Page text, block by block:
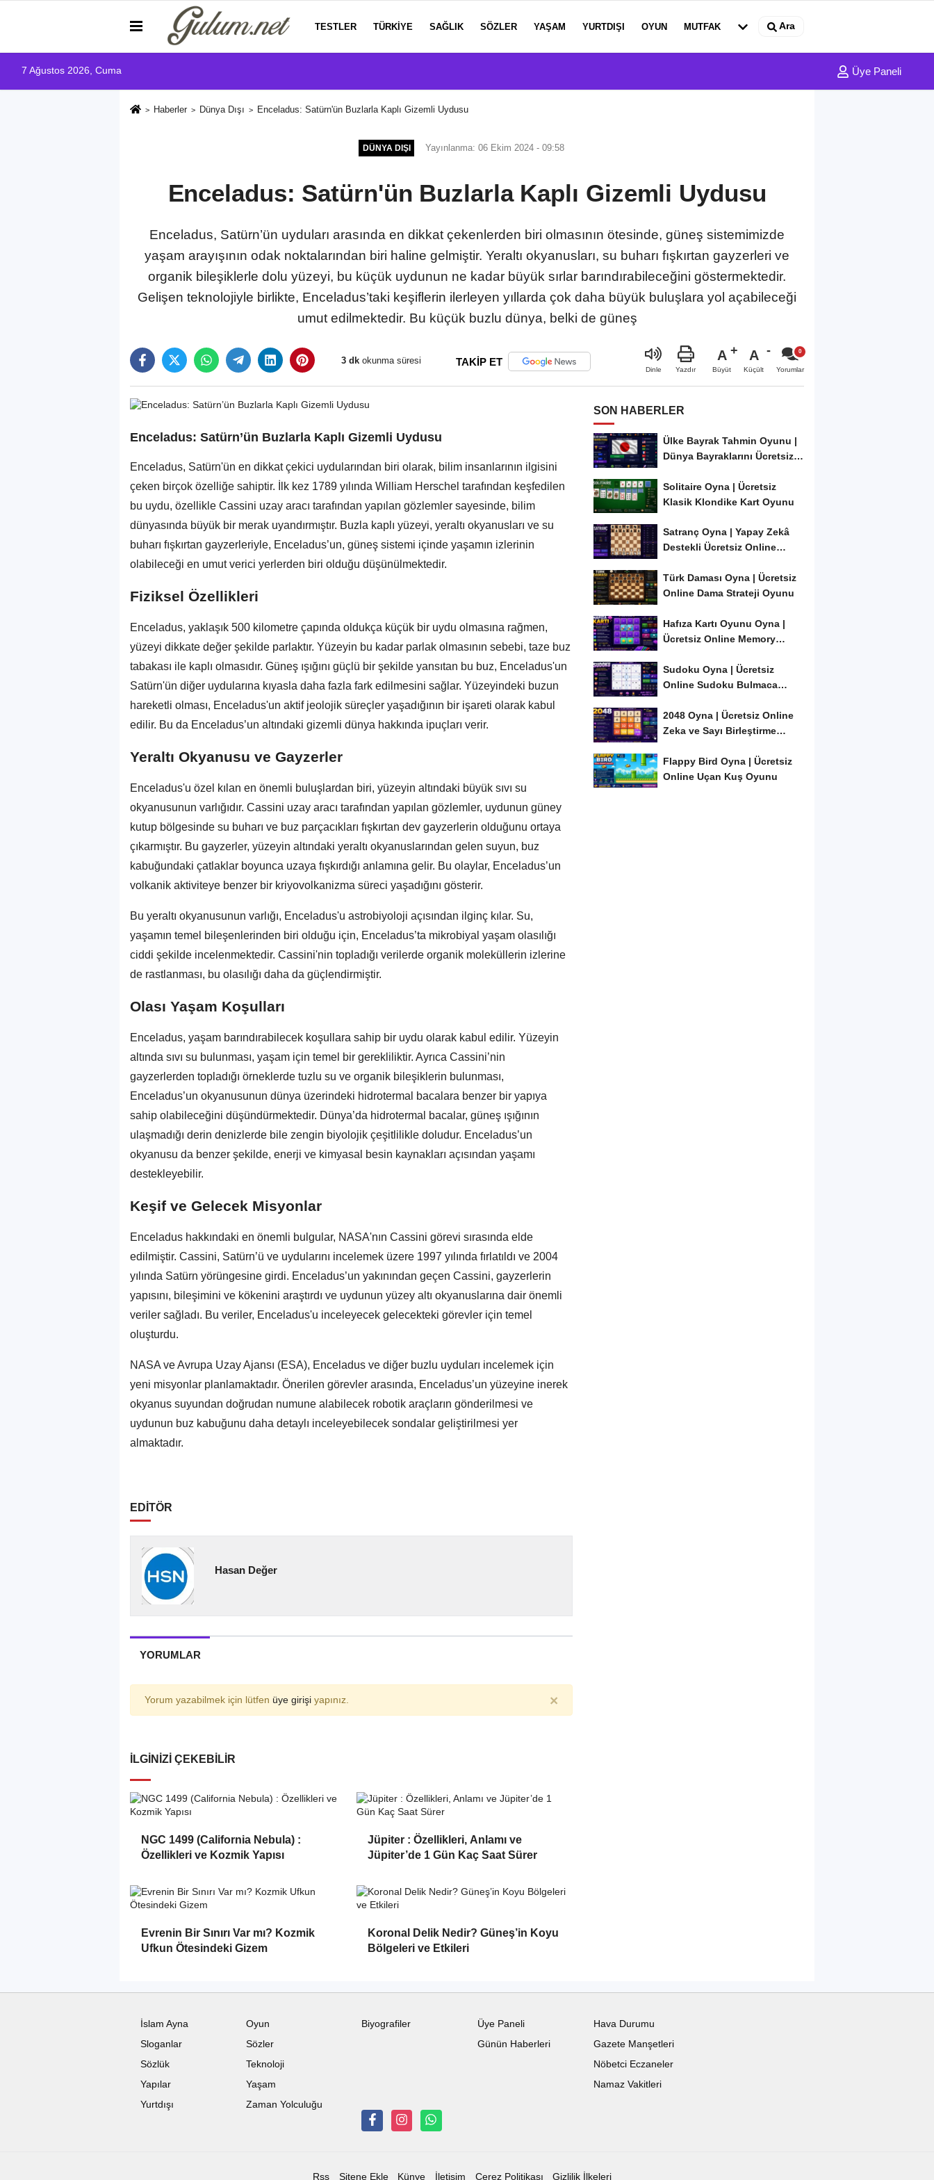
TESTLER TÜRKIYE SAĞLIK SÖZLER YAŞAM YURTDIŞI OYUN MUTFAK Ara
7 Ağustos 2026, Cuma Üye Paneli
Haberler Dünya Dışı Enceladus: Satürn'ün Buzlarla Kaplı Gizemli Uydusu
DÜNYA DIŞI Yayınlanma: 06 Ekim 2024 - 09:58
Enceladus: Satürn'ün Buzlarla Kaplı Gizemli Uydusu
Enceladus, Satürn’ün uyduları arasında en dikkat çekenlerden biri olmasının ötesinde, güneş sistemimizde
yaşam arayışının odak noktalarından biri haline gelmiştir. Yeraltı okyanusları, su buharı fışkırtan gayzerleri ve
organik bileşiklerle dolu yüzeyi, bu küçük uydunun ne kadar büyük sırlar barındırabileceğini göstermektedir.
Gelişen teknolojiyle birlikte, Enceladus’taki keşiflerin ilerleyen yıllarda çok daha büyük buluşlara yol açabileceği
umut edilmektedir. Bu küçük buzlu dünya, belki de güneş
3 dk okunma süresi TAKİP ET
Dinle Yazdır
A
Büyüt
A
Küçült Yorumlar
Enceladus: Satürn’ün Buzlarla Kaplı Gizemli Uydusu
Enceladus, Satürn'ün en dikkat çekici uydularından biri olarak, bilim insanlarının ilgisini
çeken birçok özelliğe sahiptir. İlk kez 1789 yılında William Herschel tarafından keşfedilen
bu uydu, özellikle Cassini uzay aracı tarafından yapılan gözlemler sayesinde, bilim
dünyasında büyük bir merak uyandırmıştır. Buzla kaplı yüzeyi, yeraltı okyanusları ve su
buharı fışkırtan gayzerleriyle, Enceladus’un, güneş sistemi içinde yaşamın izlerinin
olabileceği en umut verici yerlerden biri olduğu düşünülmektedir.
Fiziksel Özellikleri
Enceladus, yaklaşık 500 kilometre çapında oldukça küçük bir uydu olmasına rağmen,
yüzeyi dikkate değer şekilde parlaktır. Yüzeyin bu kadar parlak olmasının sebebi, taze buz
tabakası ile kaplı olmasıdır. Güneş ışığını güçlü bir şekilde yansıtan bu buz, Enceladus'un
Satürn'ün diğer uydularına kıyasla daha fazla fark edilmesini sağlar. Yüzeyindeki buzun
hareketli olması, Enceladus'un aktif jeolojik süreçler yaşadığının bir işareti olarak kabul
edilir. Bu da Enceladus’un altındaki gizemli dünya hakkında ipuçları verir.
Yeraltı Okyanusu ve Gayzerler
Enceladus'u özel kılan en önemli buluşlardan biri, yüzeyin altındaki büyük sıvı su
okyanusunun varlığıdır. Cassini uzay aracı tarafından yapılan gözlemler, uydunun güney
kutup bölgesinde su buharı ve buz parçacıkları fışkırtan dev gayzerlerin olduğunu ortaya
çıkarmıştır. Bu gayzerler, yüzeyin altındaki yeraltı okyanuslarından gelen suyun, buz
kabuğundaki çatlaklar boyunca uzaya fışkırdığı anlamına gelir. Bu olaylar, Enceladus’un
volkanik aktiviteye benzer bir kriyovolkanizma süreci yaşadığını gösterir.
Bu yeraltı okyanusunun varlığı, Enceladus'u astrobiyoloji açısından ilginç kılar. Su,
yaşamın temel bileşenlerinden biri olduğu için, Enceladus’ta mikrobiyal yaşam olasılığı
ciddi şekilde incelenmektedir. Cassini'nin topladığı verilerde organik moleküllerin izlerine
de rastlanması, bu olasılığı daha da güçlendirmiştir.
Olası Yaşam Koşulları
Enceladus, yaşam barındırabilecek koşullara sahip bir uydu olarak kabul edilir. Yüzeyin
altında sıvı su bulunması, yaşam için temel bir gerekliliktir. Ayrıca Cassini’nin
gayzerlerden topladığı örneklerde tuzlu su ve organik bileşiklerin bulunması,
Enceladus’un okyanusunun dünya üzerindeki hidrotermal bacalara benzer bir yapıya
sahip olabileceğini düşündürmektedir. Dünya’da hidrotermal bacalar, güneş ışığının
ulaşmadığı derin denizlerde bile zengin biyolojik çeşitlilikle doludur. Enceladus’un
okyanusu da benzer şekilde, enerji ve kimyasal besin kaynakları açısından yaşamı
destekleyebilir.
Keşif ve Gelecek Misyonlar
Enceladus hakkındaki en önemli bulgular, NASA'nın Cassini görevi sırasında elde
edilmiştir. Cassini, Satürn’ü ve uydularını incelemek üzere 1997 yılında fırlatıldı ve 2004
yılında Satürn yörüngesine girdi. Enceladus’un yakınından geçen Cassini, gayzerlerin
yapısını, bileşimini ve kökenini araştırdı ve uydunun yüzey altı okyanuslarına dair önemli
veriler sağladı. Bu veriler, Enceladus'u inceleyecek gelecekteki görevler için temel
oluşturdu.
NASA ve Avrupa Uzay Ajansı (ESA), Enceladus ve diğer buzlu uyduları incelemek için
yeni misyonlar planlamaktadır. Önerilen görevler arasında, Enceladus’un yüzeyine inerek
okyanus suyundan doğrudan numune alabilecek robotik araçların gönderilmesi ve
uydunun buz kabuğunu daha detaylı inceleyebilecek sondalar geliştirilmesi yer
almaktadır.
EDİTÖR
Hasan Değer
YORUMLAR
Yorum yazabilmek için lütfen üye girişi yapınız. ×
İLGINIZI ÇEKEBILIR
NGC 1499 (California Nebula) :
Özellikleri ve Kozmik Yapısı
Jüpiter : Özellikleri, Anlamı ve
Jüpiter’de 1 Gün Kaç Saat Sürer
Evrenin Bir Sınırı Var mı? Kozmik
Ufkun Ötesindeki Gizem
Koronal Delik Nedir? Güneş’in Koyu
Bölgeleri ve Etkileri
SON HABERLER
Ülke Bayrak Tahmin Oyunu |
Dünya Bayraklarını Ücretsiz
Solitaire Oyna | Ücretsiz
Klasik Klondike Kart Oyunu
Satranç Oyna | Yapay Zekâ
Destekli Ücretsiz Online
Türk Daması Oyna | Ücretsiz
Online Dama Strateji Oyunu
Hafıza Kartı Oyunu Oyna |
Ücretsiz Online Memory
Sudoku Oyna | Ücretsiz
Online Sudoku Bulmaca
2048 Oyna | Ücretsiz Online
Zeka ve Sayı Birleştirme
Flappy Bird Oyna | Ücretsiz
Online Uçan Kuş Oyunu
İslam Ayna
Oyun
Sloganlar
Sözler
Sözlük
Teknoloji
Yapılar
Yaşam
Yurtdışı
Zaman Yolculuğu
Biyografiler
Üye Paneli
Günün Haberleri
Hava Durumu
Gazete Manşetleri
Nöbetci Eczaneler
Namaz Vakitleri
Rss Sitene Ekle Künye İletişim Çerez Politikası Gizlilik İlkeleri